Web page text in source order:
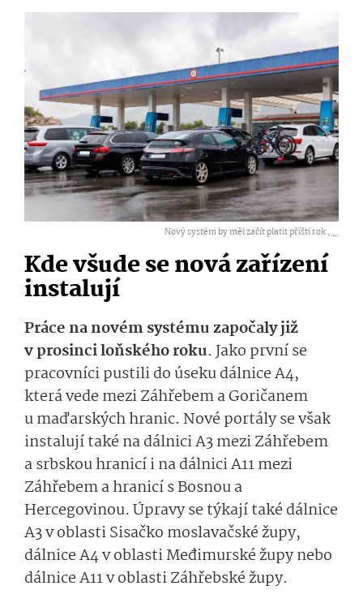
Nový systém by měl začít platit příští rok ,...
Kde všude se nová zařízení
instalují
Práce na novém systému započaly již
v prosinci loňského roku. Jako první se
pracovníci pustili do úseku dálnice A4,
která vede mezi Záhřebem a Goričanem
u maďarských hranic. Nové portály se však
instalují také na dálnici A3 mezi Záhřebem
a srbskou hranicí i na dálnici A11 mezi
Záhřebem a hranicí s Bosnou a
Hercegovinou. Úpravy se týkají také dálnice
A3 v oblasti Sisačko moslavačské župy,
dálnice A4 v oblasti Međimurské župy nebo
dálnice A11 v oblasti Záhřebské župy.